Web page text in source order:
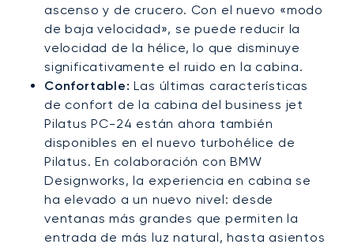
ascenso y de crucero. Con el nuevo «modo
de baja velocidad», se puede reducir la
velocidad de la hélice, lo que disminuye
significativamente el ruido en la cabina.
Confortable: Las últimas características
de confort de la cabina del business jet
Pilatus PC-24 están ahora también
disponibles en el nuevo turbohélice de
Pilatus. En colaboración con BMW
Designworks, la experiencia en cabina se
ha elevado a un nuevo nivel: desde
ventanas más grandes que permiten la
entrada de más luz natural, hasta asientos